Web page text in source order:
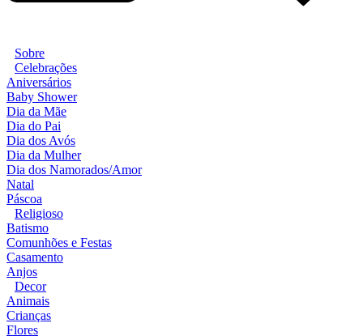
Sobre
Celebrações
Aniversários
Baby Shower
Dia da Mãe
Dia do Pai
Dia dos Avós
Dia da Mulher
Dia dos Namorados/Amor
Natal
Páscoa
Religioso
Batismo
Comunhões e Festas
Casamento
Anjos
Decor
Animais
Crianças
Flores